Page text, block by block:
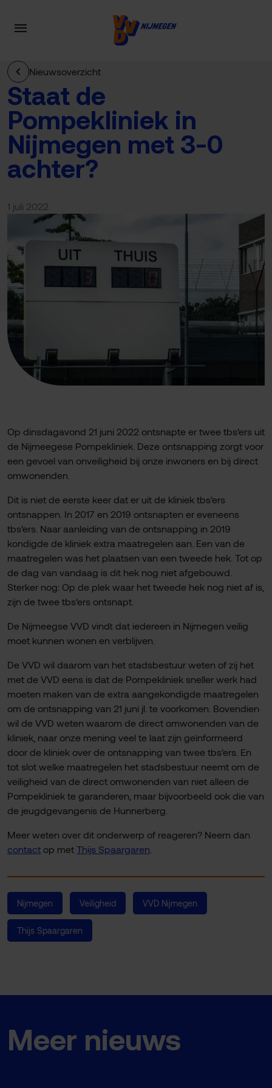
Nieuwsoverzicht
Staat de
Pompekliniek in
Nijmegen met 3-0
achter?
1 juli 2022
Op dinsdagavond 21 juni 2022 ontsnapte er twee tbs’ers uit
de Nijmeegese Pompekliniek. Deze ontsnapping zorgt voor
een gevoel van onveiligheid bij onze inwoners en bij direct
omwonenden.
Dit is niet de eerste keer dat er uit de kliniek tbs’ers
ontsnappen. In 2017 en 2019 ontsnapten er eveneens
tbs’ers. Naar aanleiding van de ontsnapping in 2019
kondigde de kliniek extra maatregelen aan. Een van de
maatregelen was het plaatsen van een tweede hek. Tot op
de dag van vandaag is dit hek nog niet afgebouwd.
Sterker nog: Op de plek waar het tweede hek nog niet af is,
zijn de twee tbs’ers ontsnapt.
De Nijmeegse VVD vindt dat iedereen in Nijmegen veilig
moet kunnen wonen en verblijven.
De VVD wil daarom van het stadsbestuur weten of zij het
met de VVD eens is dat de Pompekliniek sneller werk had
moeten maken van de extra aangekondigde maatregelen
om de ontsnapping van 21 juni jl. te voorkomen. Bovendien
wil de VVD weten waarom de direct omwonenden van de
kliniek, naar onze mening veel te laat zijn geïnformeerd
door de kliniek over de ontsnapping van twee tbs’ers. En
tot slot welke maatregelen het stadsbestuur neemt om de
veiligheid van de direct omwonenden van niet alleen de
Pompekliniek te garanderen, maar bijvoorbeeld ook die van
de jeugdgevangenis de Hunnerberg.
Meer weten over dit onderwerp of reageren? Neem dan
contact op met Thijs Spaargaren
Nijmegen Veiligheid VVD Nijmegen
Thijs Spaargaren
Meer nieuws